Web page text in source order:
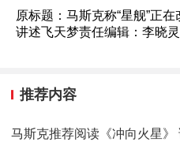
原标题：马斯克称“星舰”正
讲述飞天梦责任编辑：李晓灵
推荐内容
马斯克推荐阅读《冲向火星》